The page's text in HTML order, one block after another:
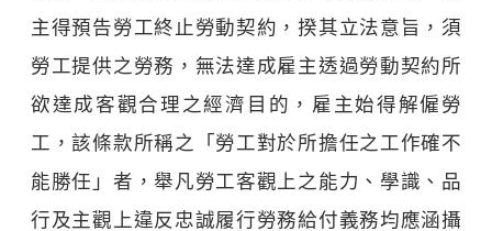
主得預告勞工終止勞動契約，揆其立法意旨，須
勞工提供之勞務，無法達成雇主透過勞動契約所
欲達成客觀合理之經濟目的，雇主始得解僱勞
工，該條款所稱之「勞工對於所擔任之工作確不
能勝任」者，舉凡勞工客觀上之能力、學識、品
行及主觀上違反忠誠履行勞務給付義務均應涵攝